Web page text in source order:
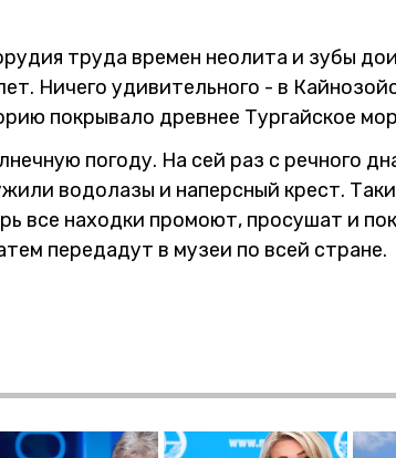
труда времен неолита и зубы
Ничего удивительного - в
покрывало древнее Тургайское
погоду. На сей раз с речного
водолазы и наперсный крест.
все находки промоют, просушат и
передадут в музеи по всей стране.